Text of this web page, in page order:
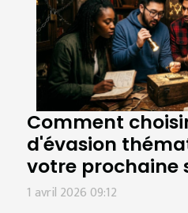
Comment
d'évasion
votre prochaine
1 avril 2026 09:12